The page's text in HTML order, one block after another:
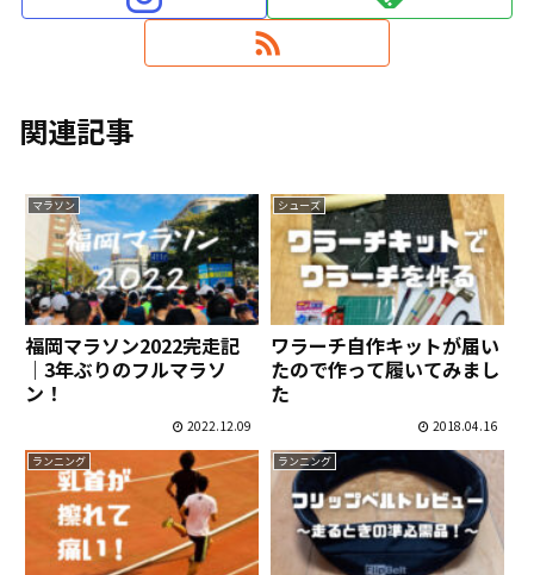
関連記事
マラソン
福岡マラソン2022完走記
｜3年ぶりのフルマラソ
ン！
2022.12.09
シューズ
ワラーチ自作キットが届い
たので作って履いてみまし
た
2018.04.16
ランニング ランニング